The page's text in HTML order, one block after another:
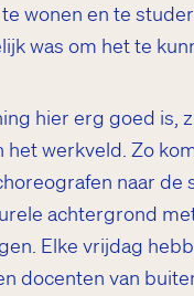
wonen en te
was om het te
hier erg goed is,
het werkveld. Zo
naar de
achtergrond
Elke vrijdag
docenten van